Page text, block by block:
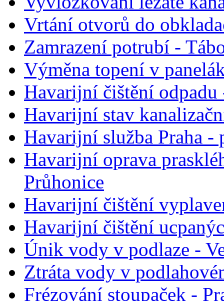
Vrtání otvorů do
Zamrazení potrubí -
Výměna topení v
Havarijní čištění odpadu
Havarijní stav
Havarijní služba Praha -
Havarijní oprava
Průhonice
Havarijní čištění
Havarijní čištění
Únik vody v podlaze -
Ztráta vody v
Frézování stoupaček -